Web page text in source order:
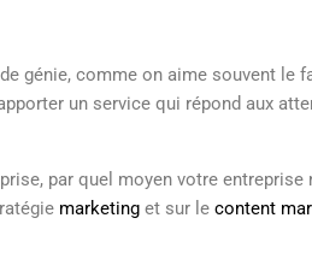
génie, comme on aime souvent le
un service qui répond aux
par quel moyen votre
marketing et sur le content